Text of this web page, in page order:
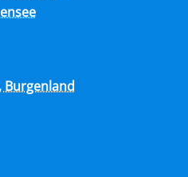
Burgenland